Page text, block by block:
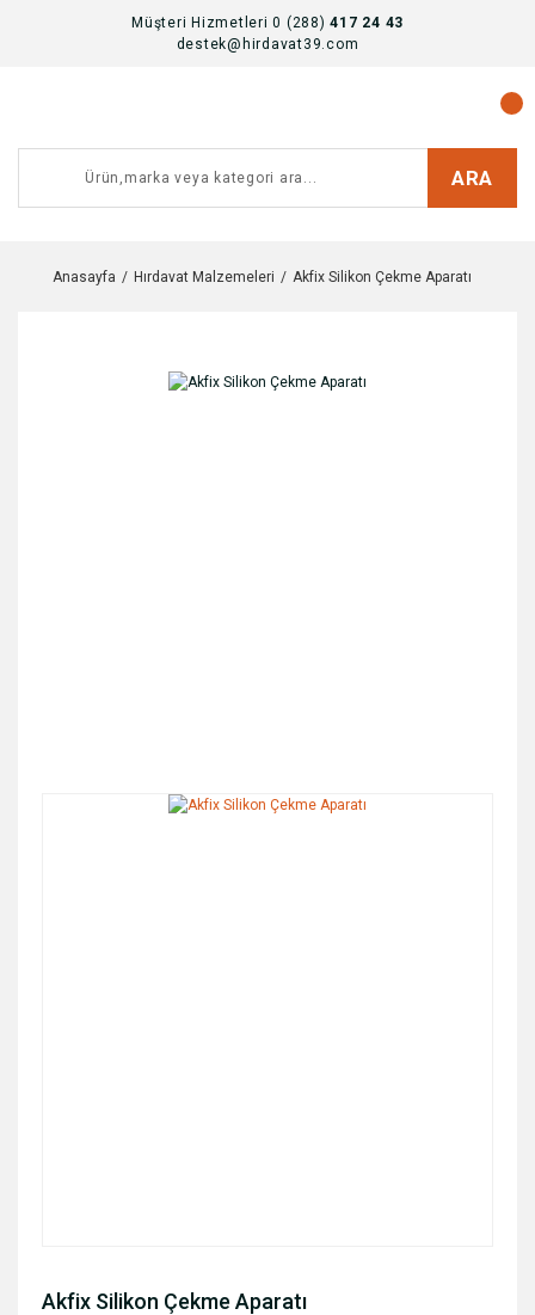
Müşteri Hizmetleri 0 (288)417 24 43
destek@hirdavat39.com
ARA
Anasayfa Hırdavat Malzemeleri Akfix Silikon Çekme Aparatı
Akfix Silikon Çekme Aparatı